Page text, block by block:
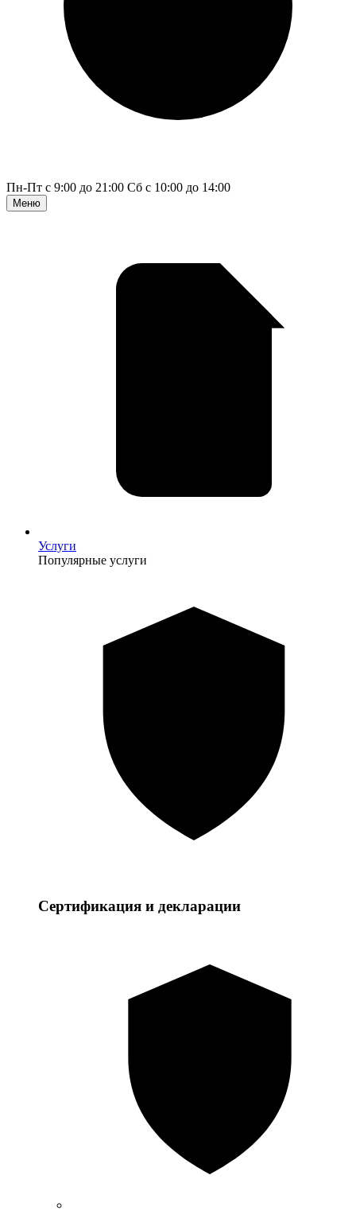
Пн-Пт с 9:00 до 21:00 Сб с 10:00 до 14:00
Меню
Услуги
Популярные услуги
Сертификация и декларации